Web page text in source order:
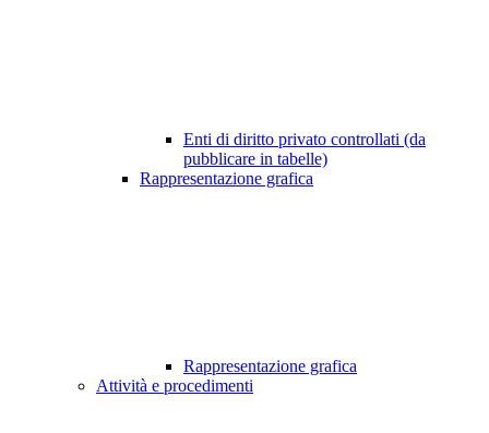
Enti di diritto privato controllati (da
pubblicare in tabelle)
Rappresentazione grafica
Rappresentazione grafica
Attività e procedimenti